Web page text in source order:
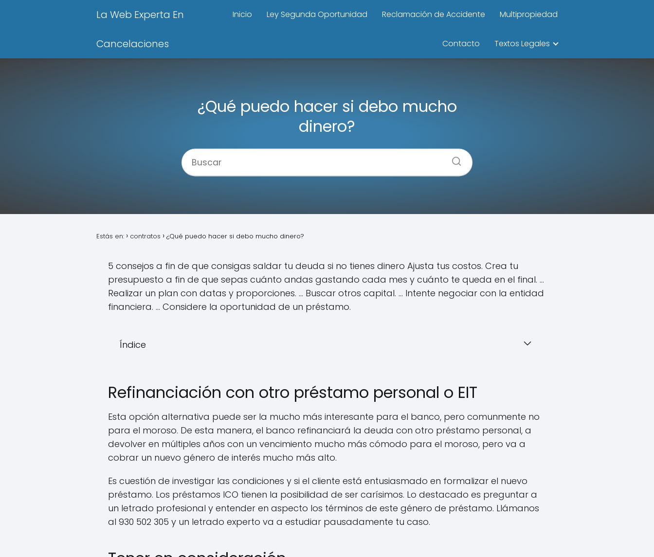
La Web Experta En
Cancelaciones
Inicio Ley Segunda Oportunidad Reclamación de Accidente Multipropiedad
Contacto Textos Legales
¿Qué puedo hacer si debo mucho
dinero?
Estás en: contratos ¿Qué puedo hacer si debo mucho dinero?
5 consejos a fin de que consigas saldar tu deuda si no tienes dinero Ajusta tus costos. Crea tu
presupuesto a fin de que sepas cuánto andas gastando cada mes y cuánto te queda en el final. ...
Realizar un plan con datas y proporciones. ... Buscar otros capital. ... Intente negociar con la entidad
financiera. ... Considere la oportunidad de un préstamo.
Índice
Refinanciación con otro préstamo personal o EIT
Esta opción alternativa puede ser la mucho más interesante para el banco, pero comunmente no
para el moroso. De esta manera, el banco refinanciará la deuda con otro préstamo personal, a
devolver en múltiples años con un vencimiento mucho más cómodo para el moroso, pero va a
cobrar un nuevo género de interés mucho más alto.
Es cuestión de investigar las condiciones y si el cliente está entusiasmado en formalizar el nuevo
préstamo. Los préstamos ICO tienen la posibilidad de ser carísimos. Lo destacado es preguntar a
un letrado profesional y entender en aspecto los términos de este género de préstamo. Llámanos
al 930 502 305 y un letrado experto va a estudiar pausadamente tu caso.